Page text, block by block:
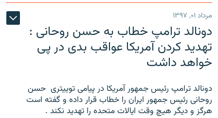
مرداد ۰۱, ۱۳۹۷
دونالد ترامپ خطاب به حسن روحانی :
تهدید کردن آمریکا عواقب بدی در پی
خواهد داشت
دونالد ترامپ رئیس جمهور آمریکا در پیامی توییتری ‌ حسن
روحانی رئیس جمهور ایران را خطاب قرار داده و گفته است
هرگز و دیگر هیچ وقت ایالات متحده را تهدید نکند .